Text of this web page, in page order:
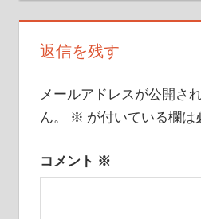
ビ
ゲ
ー
シ
ョ
ン
事:
返信を残す
メールアドレスが公開さ
ん。
※ が付いている欄は
コメント ※